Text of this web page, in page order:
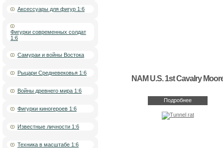
Аксессуары для фигур 1:6
Фигурки современных солдат
1:6
Самураи и войны Востока
Рыцари Средневековья 1:6
Войны древнего мира 1:6
Фигурки киногероев 1:6
Известные личности 1:6
Техника в масштабе 1:6
NAM U.S. 1st Cavalry
Подробнее